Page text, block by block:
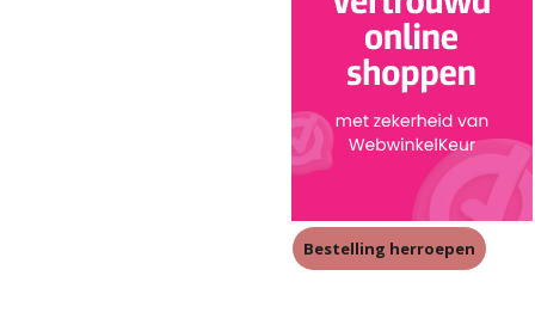
Bestelling herroepen